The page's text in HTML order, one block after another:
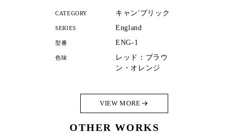
CATEGORY キャン'ブリック
SERIES England
型番 ENG-1
色味
レッド：ブラウ
ン・オレンジ
VIEW MORE
OTHER WORKS